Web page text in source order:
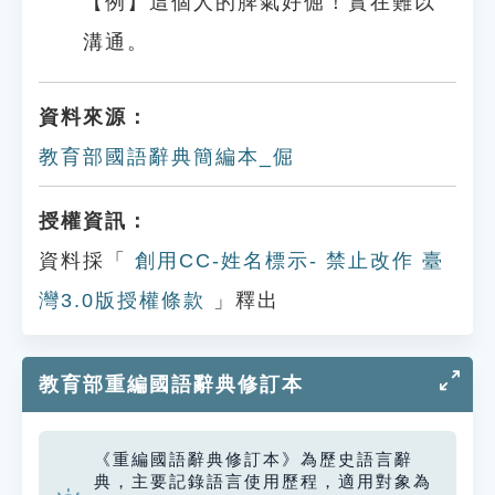
溝通。
資料來源：
教育部國語辭典簡編本_倔
授權資訊：
資料採「
創用CC-姓名標示- 禁止改作 臺
灣3.0版授權條款
」釋出
教育部重編國語辭典修訂本
《重編國語辭典修訂本》為歷史語言辭
典，主要記錄語言使用歷程，適用對象為